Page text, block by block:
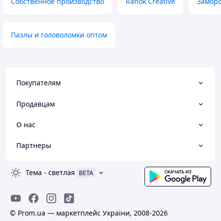
надежный механизм, запасные
Недостатки
приємний
Пазлы и головоломки оптом
Покупателям
Продавцам
О нас
Партнеры
Тема - светлая BETA
© Prom.ua — маркетплейс України, 2008-2026